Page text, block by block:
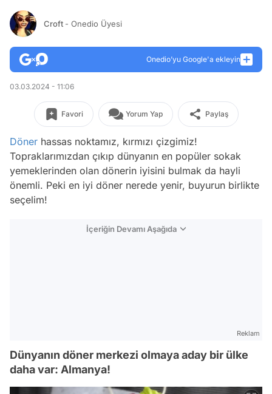
Croft - Onedio Üyesi
Onedio’yu Google'a ekleyin
03.03.2024 - 11:06
Favori Yorum Yap Paylaş
Döner hassas noktamız, kırmızı çizgimiz!
Topraklarımızdan çıkıp dünyanın en popüler sokak
yemeklerinden olan dönerin iyisini bulmak da hayli
önemli. Peki en iyi döner nerede yenir, buyurun birlikte
seçelim!
İçeriğin Devamı Aşağıda
Reklam
Dünyanın döner merkezi olmaya aday bir ülke
daha var: Almanya!